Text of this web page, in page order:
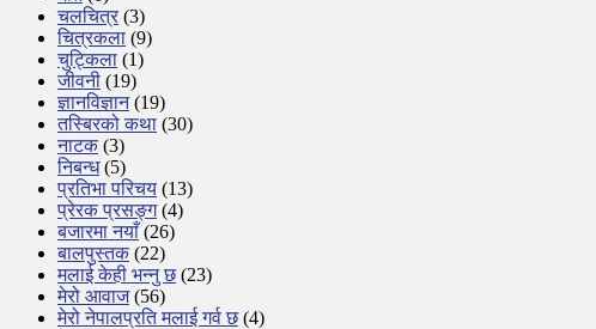
चलचित्र (3)
चित्रकला (9)
चुट्किला (1)
जीवनी (19)
ज्ञानविज्ञान(19)
तस्बिरको कथा (30)
नाटक(3)
निबन्ध(5)
प्रतिभा परिचय (13)
प्रेरक प्रसङ्ग(4)
बजारमा नयाँ(26)
बालपुस्तक(22)
मलाई केही भन्नु छ(23)
मेरो आवाज(56)
मेरो नेपालप्रति मलाई गर्व छ(4)